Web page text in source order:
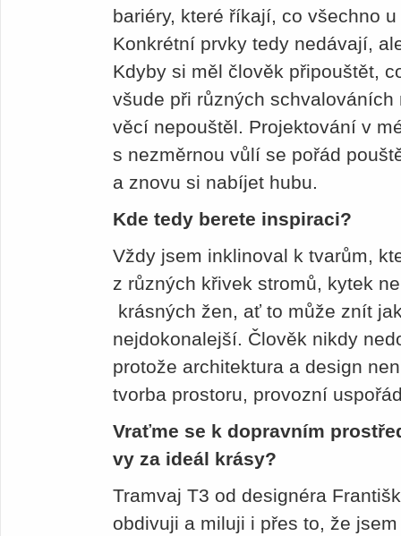
bariéry, které říkají, co všechno
Konkrétní prvky tedy nedávají,
Kdyby si měl člověk připouštět,
všude při různých
věcí nepouštěl. Projektování v
s nezměrnou vůlí se pořád
a znovu si nabíjet hubu.
Kde tedy berete inspiraci?
Vždy jsem inklinoval k tvarům,
z různých křivek stromů, kytek
krásných žen, ať to může znít
nejdokonalejší. Člověk nikdy
protože architektura a design
tvorba prostoru, provozní
Vraťme se k dopravním
vy za ideál krásy?
Tramvaj T3 od designéra
obdivuji a miluji i přes to, že